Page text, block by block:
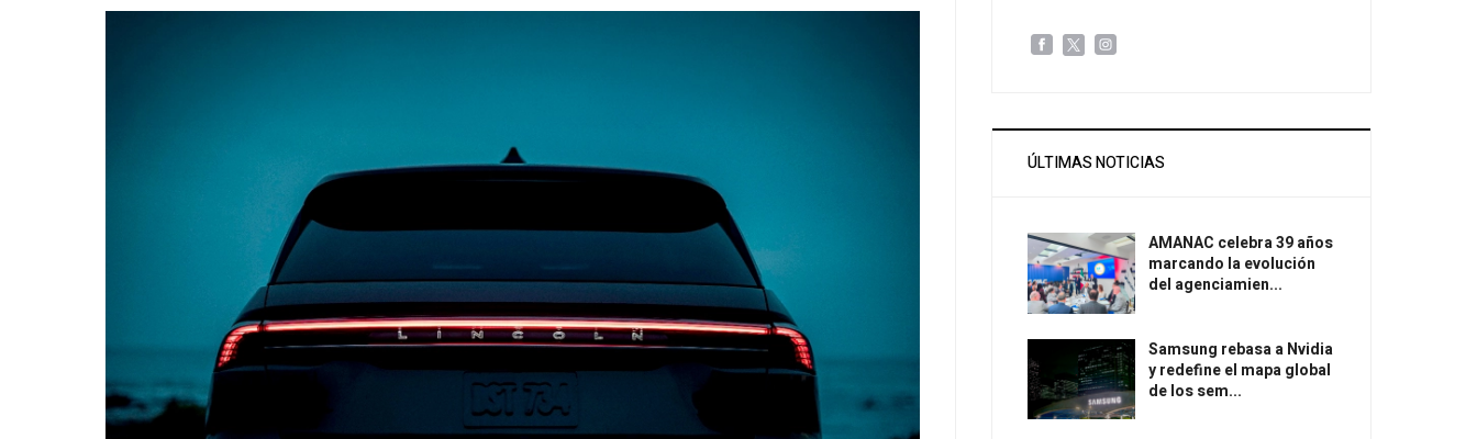
ÚLTIMAS NOTICIAS
AMANAC celebra 39 años
marcando la evolución
del agenciamien...
Samsung rebasa a Nvidia
y redefine el mapa global
de los sem...